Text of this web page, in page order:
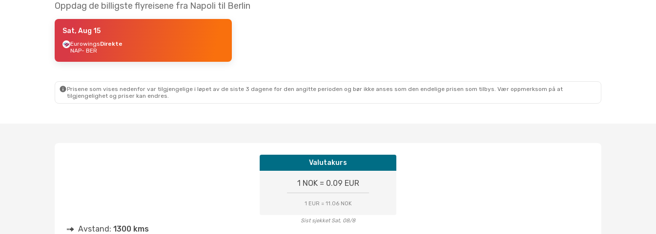
Oppdag de billigste flyreisene fra Napoli til Berlin
Sat, Aug 15
EurowingsDirekte
NAP- BER
Prisene som vises nedenfor var tilgjengelige i løpet av de siste 3 dagene for den angitte perioden og bør ikke anses som den endelige prisen som tilbys. Vær oppmerksom på at
tilgjengelighet og priser kan endres.
Valutakurs
1 NOK = 0.09 EUR
1 EUR = 11.06 NOK
Sist sjekket Sat, 08/8
Avstand: 1300 kms